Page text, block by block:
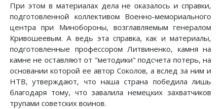
При этом в материалах дела не оказалось и справки,
подготовленной коллективом Военно-мемориального
центра при Минобороны, возглавляемым генералом
Кривошеевым. А ведь эта справка, как и материалы,
подготовленные профессором Литвиненко, камня на
камне не оставляют от "методики" подсчета потерь, на
основании которой ее автор Соколов, а вслед за ним и
НТВ, утверждают, что наша страна победила лишь
благодаря тому, что завалила немецких захватчиков
трупами советских воинов.